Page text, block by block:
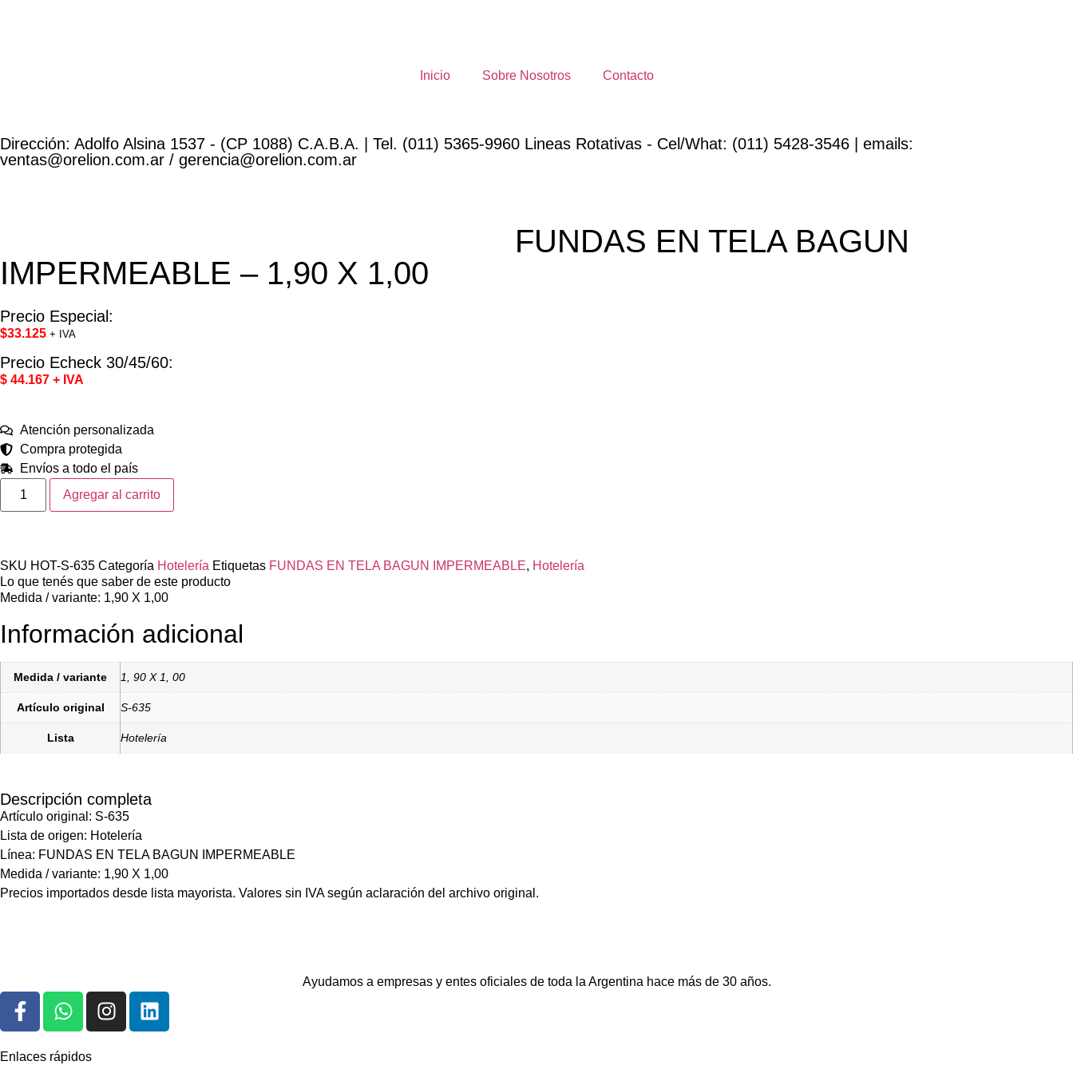
Inicio Sobre Nosotros Contacto
Dirección: Adolfo Alsina 1537 - (CP 1088) C.A.B.A. | Tel. (011) 5365-9960 Lineas Rotativas - Cel/What: (011) 5428-3546 | emails:
ventas@orelion.com.ar / gerencia@orelion.com.ar
FUNDAS EN TELA BAGUN
IMPERMEABLE – 1,90 X 1,00
Precio Especial:
$33.125 + IVA
Precio Echeck 30/45/60:
$ 44.167 + IVA
Atención personalizada
Compra protegida
Envíos a todo el país
Agregar al carrito
SKU HOT-S-635 Categoría Hotelería Etiquetas FUNDAS EN TELA BAGUN IMPERMEABLE, Hotelería
Lo que tenés que saber de este producto
Medida / variante: 1,90 X 1,00
Información adicional
Medida / variante 1, 90 X 1, 00
Artículo original S-635
Lista Hotelería
Descripción completa
Artículo original: S-635
Lista de origen: Hotelería
Línea: FUNDAS EN TELA BAGUN IMPERMEABLE
Medida / variante: 1,90 X 1,00
Precios importados desde lista mayorista. Valores sin IVA según aclaración del archivo original.
Ayudamos a empresas y entes oficiales de toda la Argentina hace más de 30 años.
Enlaces rápidos